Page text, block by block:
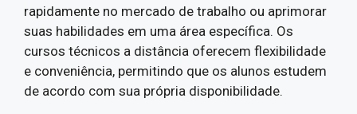
rapidamente no mercado de trabalho ou aprimorar
suas habilidades em uma área específica. Os
cursos técnicos a distância oferecem flexibilidade
e conveniência, permitindo que os alunos estudem
de acordo com sua própria disponibilidade.